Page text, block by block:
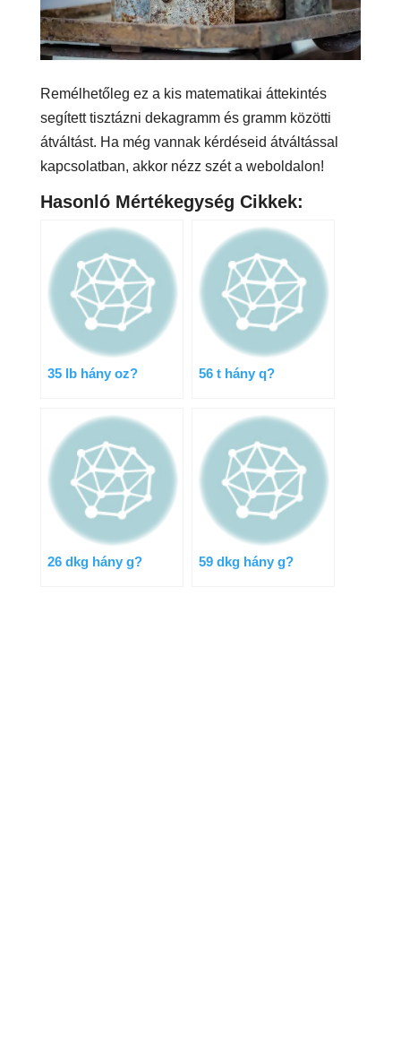
Remélhetőleg ez a kis matematikai áttekintés
segített tisztázni dekagramm és gramm közötti
átváltást. Ha még vannak kérdéseid átváltással
kapcsolatban, akkor nézz szét a weboldalon!
Hasonló Mértékegység Cikkek:
35 lb hány oz? 56 t hány q?
26 dkg hány g? 59 dkg hány g?